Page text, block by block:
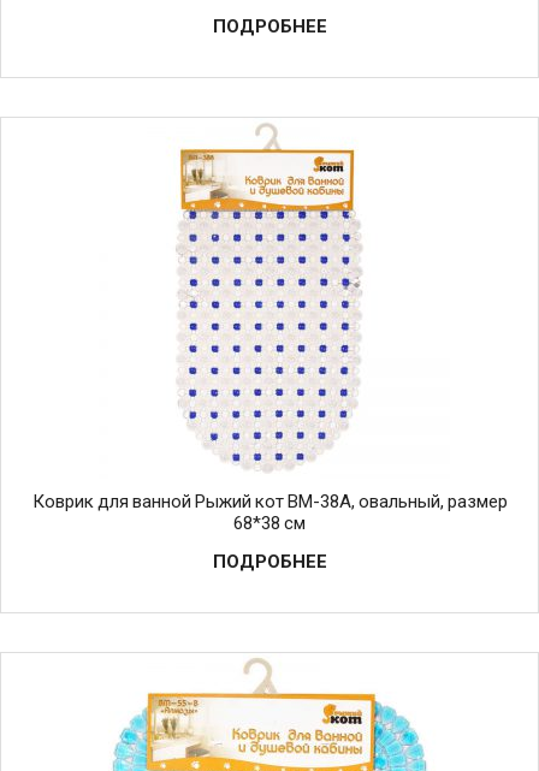
ПОДРОБНЕЕ
Коврик для ванной Рыжий кот BM-38A, овальный, размер
68*38 см
ПОДРОБНЕЕ